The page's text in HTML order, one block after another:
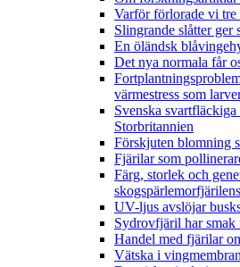
Varför förlorade vi tre
Slingrande slåtter ger
En öländsk
Det nya normala får
värmestress som
Svenska
Storbritannien
Förskjuten blomning
Fjärilar som
Färg, storlek och
UV-ljus avslöjar
Sydrovfjäril har smak
Handel med fjärilar
Vätska i